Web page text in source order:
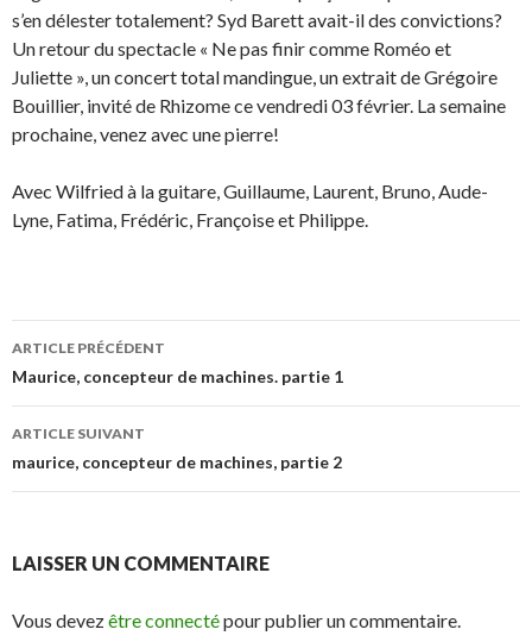
s’en délester totalement? Syd Barett avait-il des convictions?
Un retour du spectacle « Ne pas finir comme Roméo et
Juliette », un concert total mandingue, un extrait de Grégoire
Bouillier, invité de Rhizome ce vendredi 03 février. La semaine
prochaine, venez avec une pierre!
Avec Wilfried à la guitare, Guillaume, Laurent, Bruno, Aude-
Lyne, Fatima, Frédéric, Françoise et Philippe.
Navigation
des
articles
ARTICLE PRÉCÉDENT
Maurice, concepteur de machines. partie 1
ARTICLE SUIVANT
maurice, concepteur de machines, partie 2
LAISSER UN COMMENTAIRE
Vous devezêtre connectépour publier un commentaire.